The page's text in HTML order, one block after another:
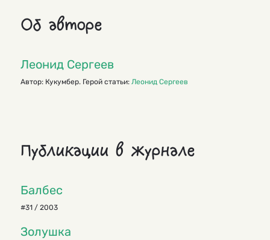
Об авторе
Леонид Сергеев
Автор: Кукумбер. Герой статьи: Леонид Сергеев
Публикации в журнале
Балбес
#31 / 2003
Золушка